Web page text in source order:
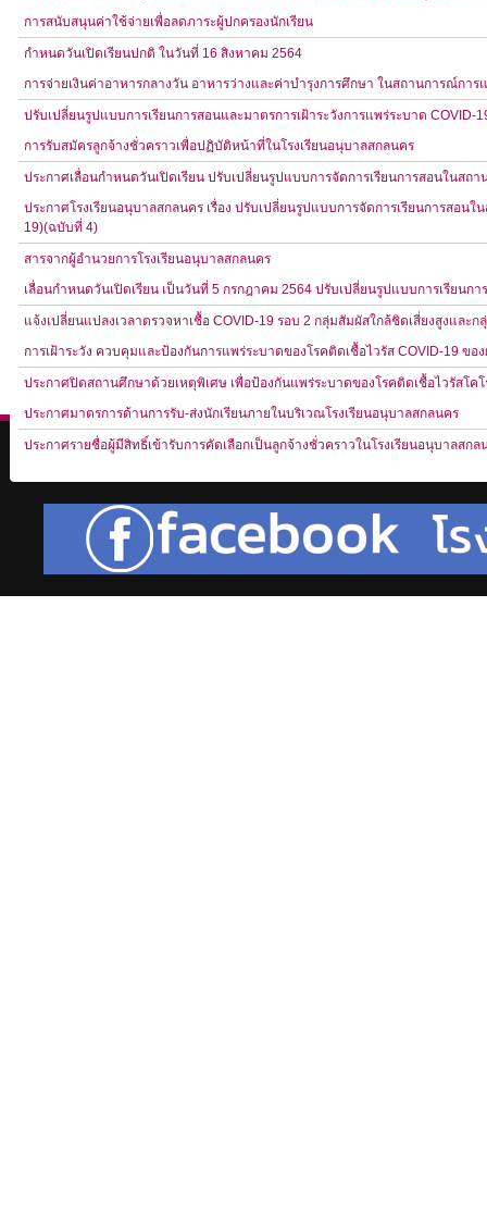
การสนับสนุนค่าใช้จ่ายเพื่อลดภาระผู้ปกครองนักเรียน
กำหนดวันเปิดเรียนปกติ ในวันที่ 16 สิงหาคม 2564
การจ่ายเงินค่าอาหารกลางวัน อาหารว่างและค่าบำรุงการศึกษา ในสถานการณ์การ
ปรับเปลี่ยนรูปแบบการเรียนการสอนและมาตรการเฝ้าระวังการแพร่ระบาด
การรับสมัครลูกจ้างชั่วคราวเพื่อปฏิบัติหน้าที่ในโรงเรียนอนุบาลสกลนคร
ประกาศเลื่อนกำหนดวันเปิดเรียน ปรับเปลี่ยนรูปแบบการจัดการเรียนการสอนในสถ
ประกาศโรงเรียนอนุบาลสกลนคร เรื่อง ปรับเปลี่ยนรูปแบบการจัดการเรียนการสอน
19)(ฉบับที่ 4)
สารจากผู้อำนวยการโรงเรียนอนุบาลสกลนคร
เลื่อนกำหนดวันเปิดเรียน เป็นวันที่ 5 กรกฎาคม 2564 ปรับเปลี่ยนรูปแบบการเรียนก
แจ้งเปลี่ยนแปลงเวลาตรวจหาเชื้อ COVID-19 รอบ 2 กลุ่มสัมผัสใกล้ชิดเสี่ยงสูงและ
การเฝ้าระวัง ควบคุมและป้องกันการแพร่ระบาดของโรคติดเชื้อไวรัส COVID-19 ข
ประกาศปิดสถานศึกษาด้วยเหตุพิเศษ เพื่อป้องกันแพร่ระบาดของโรคติดเชื้อไวรัสโค
ประกาศมาตรการด้านการรับ-ส่งนักเรียนภายในบริเวณโรงเรียนอนุบาลสกลนคร
ประกาศรายชื่อผู้มีสิทธิ์เข้ารับการคัดเลือกเป็นลูกจ้างชั่วคราวในโรงเรียนอนุบาลสกล